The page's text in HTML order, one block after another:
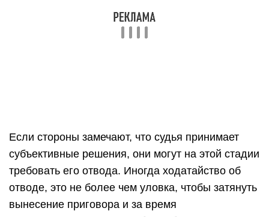
Если стороны замечают, что судья принимает
субъективные решения, они могут на этой стадии
требовать его отвода. Иногда ходатайство об
отводе, это не более чем уловка, чтобы затянуть
вынесение приговора и за время